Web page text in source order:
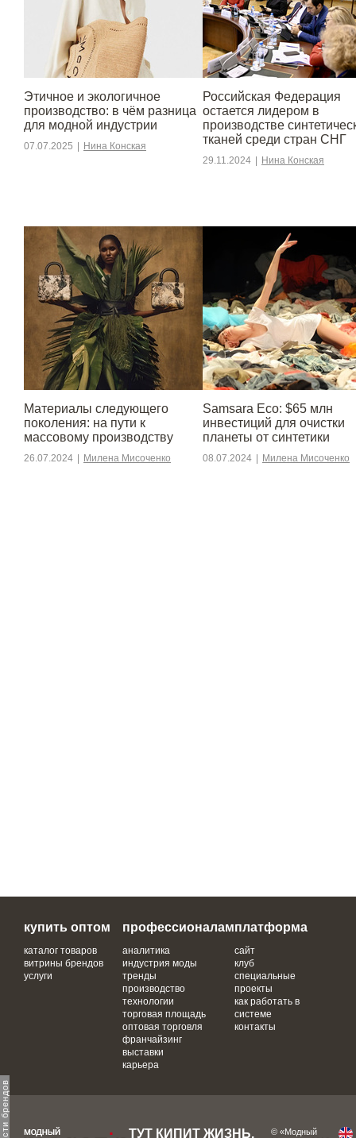
Этичное и экологичное
производство: в чём разница
для модной индустрии
07.07.2025 Нина Конская
Российская Федерация
остается лидером в
производстве
тканей среди стран СНГ
29.11.2024 Нина Конская
Материалы следующего
поколения: на пути к
массовому производству
26.07.2024 Милена Мисоченко
Samsara Eco: $65 млн
инвестиций для очистки
планеты от синтетики
08.07.2024 Милена Мисоченко
купить оптом
каталог товаров
витрины брендов
услуги
профессионалам
аналитика
индустрия моды
тренды
производство
технологии
торговая площадь
оптовая торговля
франчайзинг
выставки
карьера
платформа
сайт
клуб
специальные
проекты
как работать в
системе
контакты
ТУТ КИПИТ ЖИЗНЬ,
© «Модный